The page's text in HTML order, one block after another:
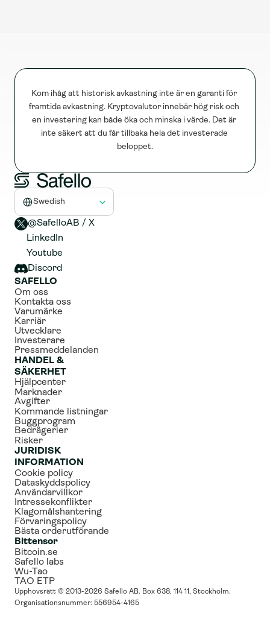
Kom ihåg att historisk avkastning inte är en garanti för
framtida avkastning. Kryptovalutor innebär hög risk och
en investering kan både öka och minska i värde. Det är
inte säkert att du får tillbaka hela det investerade
beloppet.
Select Language
Swedish
@SafelloAB / X
LinkedIn
Youtube
Discord
SAFELLO
Om oss
Kontakta oss
Varumärke
Karriär
Utvecklare
Investerare
Pressmeddelanden
HANDEL &
SÄKERHET
Hjälpcenter
Marknader
Avgifter
Kommande listningar
Buggprogram
Bedrägerier
Risker
JURIDISK
INFORMATION
Cookie policy
Dataskyddspolicy
Användarvillkor
Intressekonflikter
Klagomålshantering
Förvaringspolicy
Bästa orderutförande
Bittensor
Bitcoin.se
Safello labs
Wu-Tao
TAO ETP
Upphovsrätt © 2013-2026 Safello AB. Box 638, 114 11, Stockholm.
Organisationsnummer: 556954-4165